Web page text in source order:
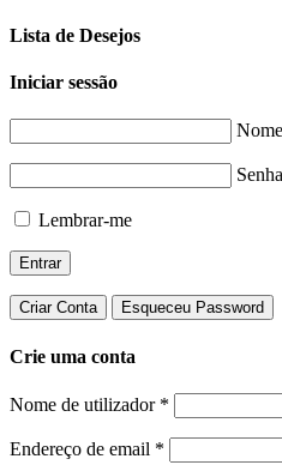
Lista de Desejos
Iniciar sessão
Senha
Lembrar-me
Entrar
Criar Conta Esqueceu Password
Crie uma conta
Nome de utilizador *
Endereço de email *